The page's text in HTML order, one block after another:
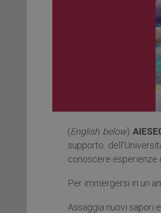
(English below)
supporto
conoscere esperienze
Per immergersi in un
Assaggia nuovi sapori